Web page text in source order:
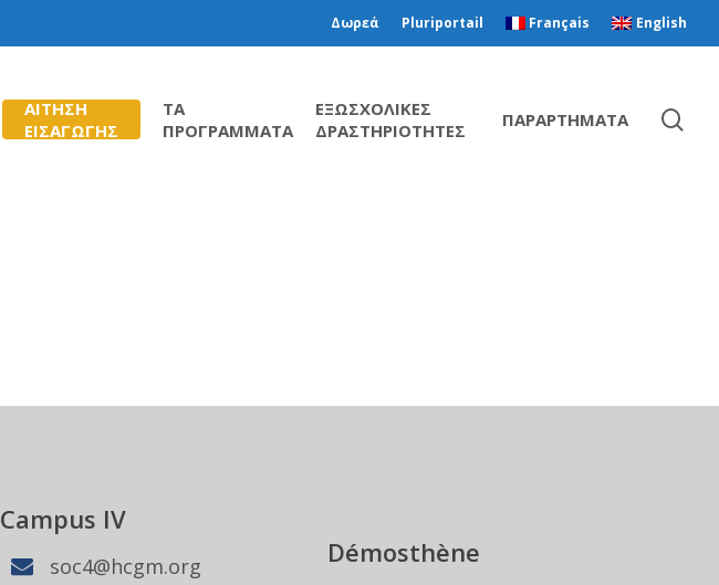
Δωρεά Pluriportail Français English
ΑΙΤΗΣΗ
ΕΙΣΑΓΩΓΗΣ
ΤΑ
ΠΡΟΓΡΑΜΜΑΤΑ
ΕΞΩΣΧΟΛΙΚΕΣ
ΔΡΑΣΤΗΡΙΟΤΗΤΕΣ
ΠΑΡΑΡΤΗΜΑΤΑ
Campus IV
soc4@hcgm.org
Démosthène